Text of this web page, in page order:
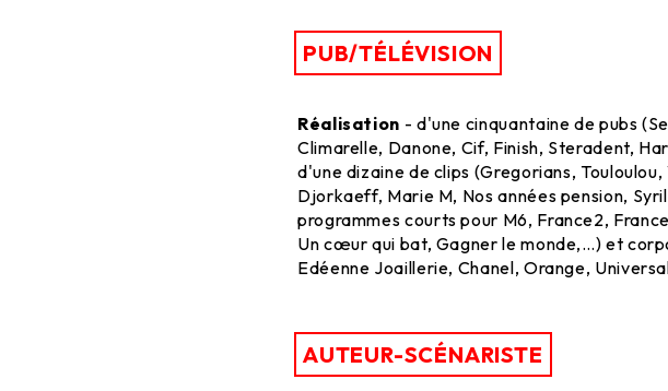
PUB/TÉLÉVISION
Réalisation - d'une cinquantaine de pubs
Climarelle, Danone, Cif, Finish, Steradent,
d'une dizaine de clips (Gregorians,
Djorkaeff, Marie M, Nos années pension,
programmes courts pour M6, France2,
Un cœur qui bat, Gagner le monde,…) et
Edéenne Joaillerie, Chanel, Orange,
AUTEUR-SCÉNARISTE